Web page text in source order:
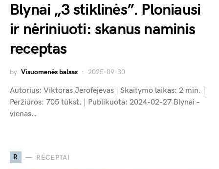
Blynai „3 stiklinės”. Ploniausi
ir nėriniuoti: skanus naminis
receptas
by Visuomenės balsas 2025-09-30
Autorius: Viktoras Jerofejevas | Skaitymo laikas: 2 min. |
Peržiūros: 705 tūkst. | Publikuota: 2024-02-27 Blynai –
vienas…
R RECEPTAI